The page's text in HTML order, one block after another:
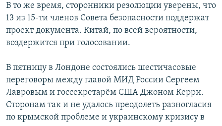
В то же время, сторонники резолюции уверены, что
13 из 15-ти членов Совета безопасности поддержат
проект документа. Китай, по всей вероятности,
воздержится при голосовании.
В пятницу в Лондоне состоялись шестичасовые
переговоры между главой МИД России Сергеем
Лавровым и госсекретарём США Джоном Керри.
Сторонам так и не удалось преодолеть разногласия
по крымской проблеме и украинскому кризису в